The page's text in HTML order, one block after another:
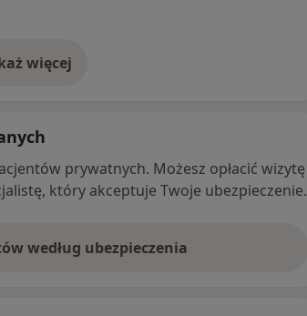
więcej
o adresie
prywatnych. Możesz opłacić wizytę
który akceptuje Twoje ubezpieczenie.
według ubezpieczenia